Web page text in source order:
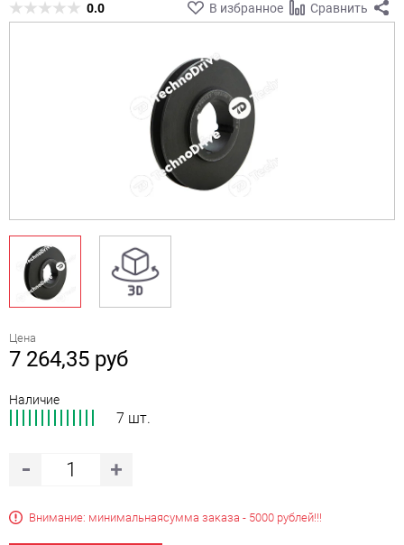
0.0 В избранное Сравнить
Цена
7 264,35 руб
Наличие
7 шт.
Внимание: минимальнаясумма заказа - 5000 рублей!!!